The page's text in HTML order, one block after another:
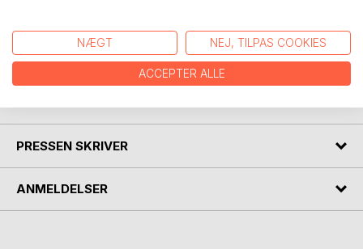
lykkeligste land i verden, men ikke er helt glade for deres
liv.
PRESSEN SKRIVER
ANMELDELSER
NÆGT NEJ, TILPAS COOKIES
ACCEPTER ALLE